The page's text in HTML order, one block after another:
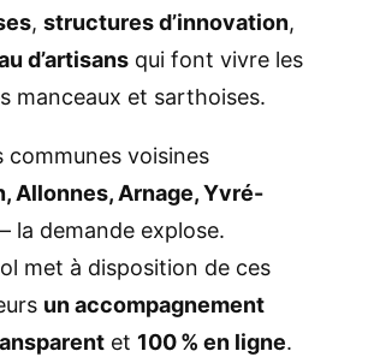
, structures d’innovation,
d’artisans qui font vivre les
manceaux et sarthoises.
communes voisines
Allonnes, Arnage, Yvré-
la demande explose.
met à disposition de ces
un accompagnement
et 100 % en ligne.